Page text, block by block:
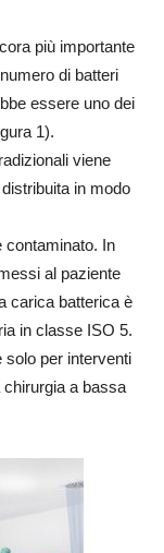
più importante
di batteri
essere uno dei
1).
viene
in modo
contaminato. In
al paziente
carica batterica è
in classe ISO 5.
solo per interventi
a bassa